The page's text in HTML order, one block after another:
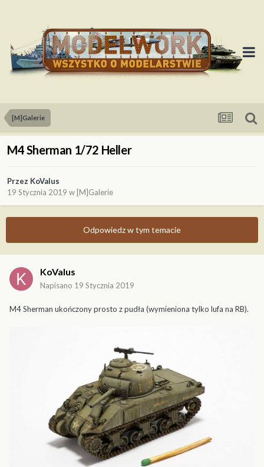
[M]Galerie
M4 Sherman 1/72 Heller
Przez KoValus
19 Stycznia 2019 w [M]Galerie
Odpowiedz w tym temacie
KoValus
Napisano 19 Stycznia 2019
M4 Sherman ukończony prosto z pudła (wymieniona tylko lufa na RB).